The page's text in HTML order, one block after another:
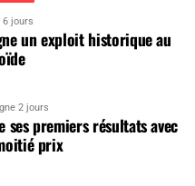
6 jours
un exploit historique au
2 jours
ses premiers résultats avec
prix